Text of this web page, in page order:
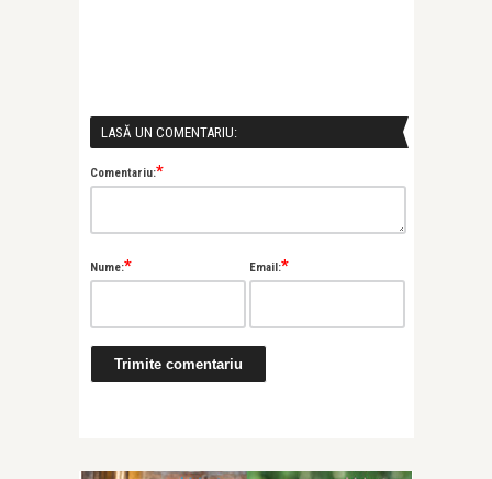
LASĂ UN COMENTARIU:
Comentariu:*
Nume:* Email:*